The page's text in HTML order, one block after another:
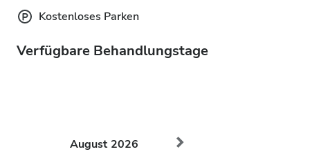
Kostenloses Parken
Verfügbare Behandlungstage
August 2026